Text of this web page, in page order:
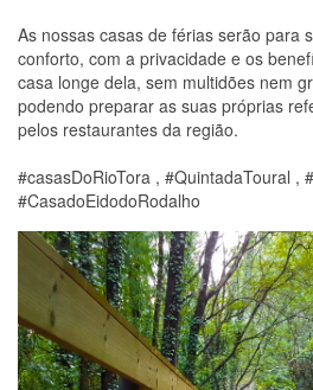
As nossas casas de férias serão para
conforto, com a privacidade e os
casa longe dela, sem multidões nem
podendo preparar as suas próprias
pelos restaurantes da região.
#casasDoRioTora , #QuintadaToural ,
#CasadoEidodoRodalho